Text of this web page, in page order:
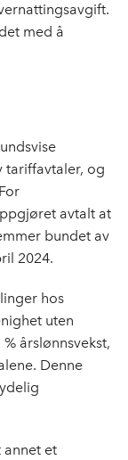
med å
tariffavtaler, og
avtalt at
bundet av
2024.
hos
uten
årslønnsvekst,
Denne
annet et